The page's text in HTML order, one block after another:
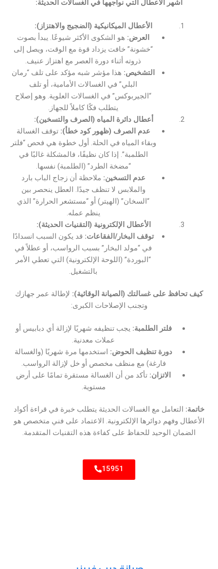
أشهر الأعطال التي نواجهها في الغسالات الحديثة:
الأعطال الميكانيكية (الضجيج والاهتزاز):
العرض: هو الشكوى الأكثر شيوعًا. يبدأ بصوت
“خشونة” خافت يزداد قوة مع الوقت، ويصل إلى
ذروته أثناء دورة العصر مع اهتزاز عنيف.
التشخيص: هذا مؤشر شبه مؤكد على تلف “رمان
البلي” في الغسالات الأمامية، أو تلف
“الجيربوكس” في الغسالات العلوية. وهو إصلاح
يتطلب فكًا كاملاً للجهاز.
أعطال دائرة المياه (الصرف والتسخين):
عدم الصرف (ظهور كود خطأ): توقف الغسالة
وبقاء المياه في الحلة. أول خطوة هي فحص “فلتر
الطلمبة”. إذا كان نظيفًا، فالمشكلة غالبًا في
“مضخة الطرد” (الطلمبة) نفسها.
عدم التسخين: ملاحظة أن زجاج الباب بارد
والملابس لا تنظف جيدًا. العطل ينحصر بين
“السخان” (الهيتر) أو “مستشعر الحرارة” الذي
ينظم عمله.
الأعطال الإلكترونية (التقنيات الحديثة):
توقف البخار/الفقاعات: قد يكون السبب انسدادًا
في “مولد البخار” بسبب الرواسب، أو عطلاً في
“البوردة” (اللوحة الإلكترونية) التي تعطي الأمر
بالتشغيل.
كيف تحافظ على غسالتك (الصيانة الوقائية): لإطالة عمر جهازك
وتجنب الإصلاحات الكبرى:
فلتر الطلمبة: يجب تنظيفه شهريًا لإزالة أي دبابيس أو
عملات معدنية.
دورة تنظيف الحوض: استخدمها مرة شهريًا (والغسالة
فارغة) مع منظف مخصص أو خل لإزالة الرواسب.
الاتزان: تأكد من أن الغسالة مستقرة تمامًا على أرض
مستوية.
خاتمة: التعامل مع الغسالات الحديثة يتطلب خبرة في قراءة أكواد
الأعطال وفهم دوائرها الإلكترونية. الاعتماد على فني متخصص هو
الضمان الوحيد للحفاظ على كفاءة هذه التقنيات المتقدمة.
15951